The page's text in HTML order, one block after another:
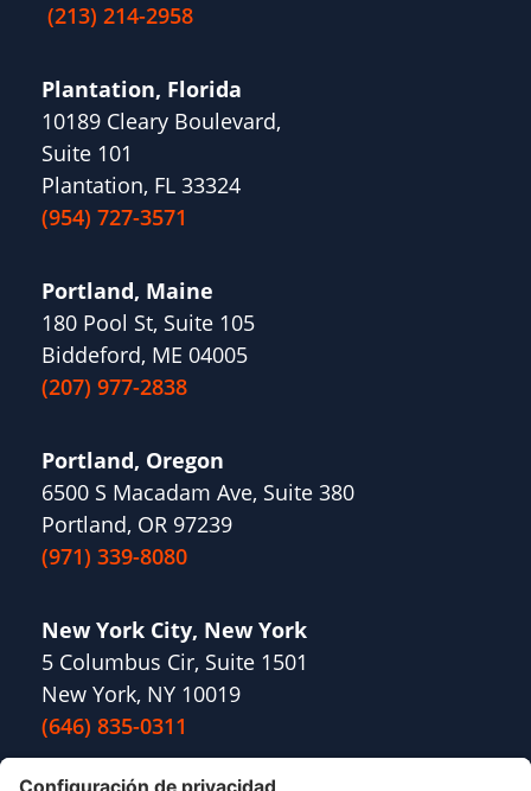
(213) 214-2958
Plantation, Florida
10189 Cleary Boulevard,
Suite 101
Plantation, FL 33324
(954) 727-3571
Portland, Maine
180 Pool St, Suite 105
Biddeford, ME 04005
(207) 977-2838
Portland, Oregon
6500 S Macadam Ave, Suite 380
Portland, OR 97239
(971) 339-8080
New York City, New York
5 Columbus Cir, Suite 1501
New York, NY 10019
(646) 835-0311